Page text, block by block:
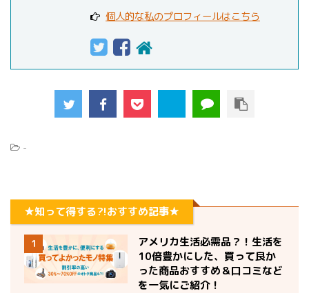
個人的な私のプロフィールはこちら
-
★知って得する?!おすすめ記事★
1
アメリカ生活必需品？！生活を
10倍豊かにした、買って良か
った商品おすすめ＆口コミなど
を一気にご紹介！